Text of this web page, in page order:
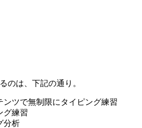
のは、下記の通り。
ンツで無制限にタイピング練習
グ練習
分析